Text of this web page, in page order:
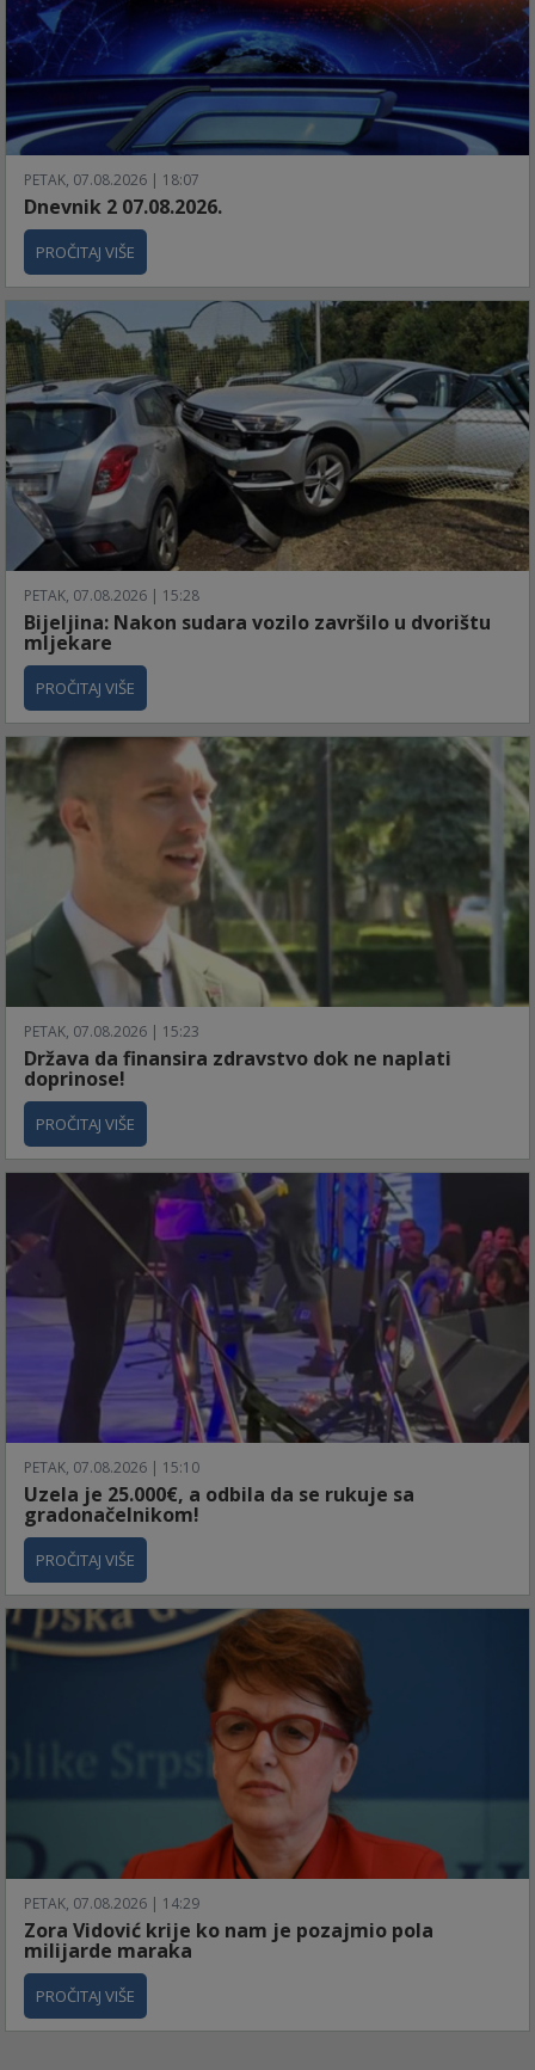
PETAK, 07.08.2026 | 18:07
Dnevnik 2 07.08.2026.
PROČITAJ VIŠE
PETAK, 07.08.2026 | 15:28
Bijeljina: Nakon sudara vozilo završilo u dvorištu
mljekare
PROČITAJ VIŠE
PETAK, 07.08.2026 | 15:23
Država da finansira zdravstvo dok ne naplati
doprinose!
PROČITAJ VIŠE
PETAK, 07.08.2026 | 15:10
Uzela je 25.000€, a odbila da se rukuje sa
gradonačelnikom!
PROČITAJ VIŠE
PETAK, 07.08.2026 | 14:29
Zora Vidović krije ko nam je pozajmio pola
milijarde maraka
PROČITAJ VIŠE